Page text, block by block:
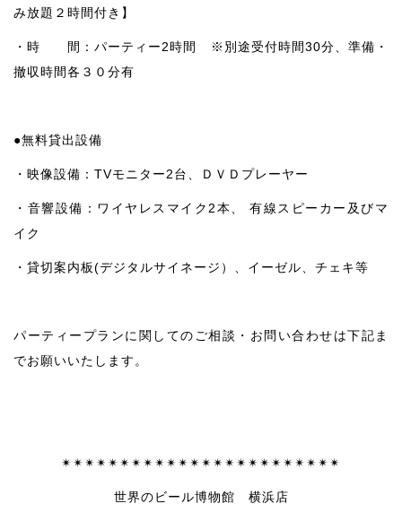
み放題２時間付き】
・時 間：パーティー2時間 ※別途受付時間30分、準備・
撤収時間各３０分有
●無料貸出設備
・映像設備：TVモニター2台、ＤＶＤプレーヤー
・音響設備：ワイヤレスマイク2本、 有線スピーカー及びマ
イク
・貸切案内板(デジタルサイネージ）、イーゼル、チェキ等
パーティープランに関してのご相談・お問い合わせは下記ま
でお願いいたします。
✴︎✴︎✴︎✴︎✴︎✴︎✴︎✴︎✴︎✴︎✴︎✴︎✴︎✴︎✴︎✴︎✴︎✴︎✴︎✴︎✴︎✴︎✴︎✴︎
世界のビール博物館 横浜店